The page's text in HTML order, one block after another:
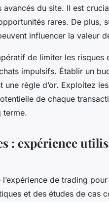
du site. Il est
rares. De plus,
influencer la valeur
de limiter les risques
impulsifs. Établir un
règle d’or. Exploitez
de chaque
terme.
: expérience
de trading
et des études de cas